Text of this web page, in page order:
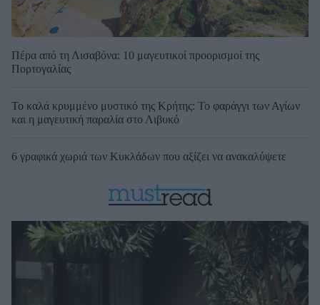
Πέρα από τη Λισαβόνα: 10 μαγευτικοί προορισμοί της
Πορτογαλίας
Το καλά κρυμμένο μυστικό της Κρήτης: Το φαράγγι των Αγίων
και η μαγευτική παραλία στο Λιβυκό
6 γραφικά χωριά των Κυκλάδων που αξίζει να ανακαλύψετε